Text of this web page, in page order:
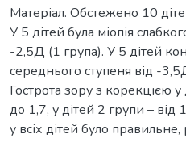
Матеріал. Обстежено 10
У 5 дітей була міопія
-2,5Д (1 група). У 5 дітей
середнього ступеня від -
Гострота зору з корекцією
до 1,7, у дітей 2 групи –
у всіх дітей було правильне,